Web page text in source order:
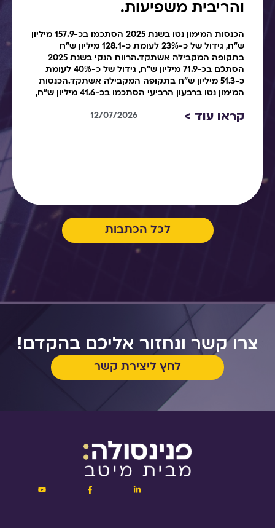
והריבית משפיעות.
הכנסות המימון נטו בשנת 2025 הסתכמו בכ-157.9 מיליון
ש"ח, גידול של כ-23% לעומת כ-128.1 מיליון ש"ח
בתקופה המקבילה אשתקד.הרווח הנקי בשנת 2025
הסתכם בכ-71.9 מיליון ש"ח, גידול של כ-40% לעומת
כ-51.3 מיליון ש"ח בתקופה המקבילה אשתקד.הכנסות
המימון נטו ברבעון הרביעי הסתכמו בכ-41.6 מיליון ש"ח,
קראו עוד > 12/07/2026
לכל הכתבות
צרו קשר ונחזור אליכם בהקדם!
לחץ ליצירת קשר